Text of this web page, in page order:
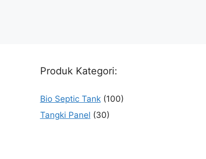
Produk Kategori:
Bio Septic Tank(100)
Tangki Panel (30)